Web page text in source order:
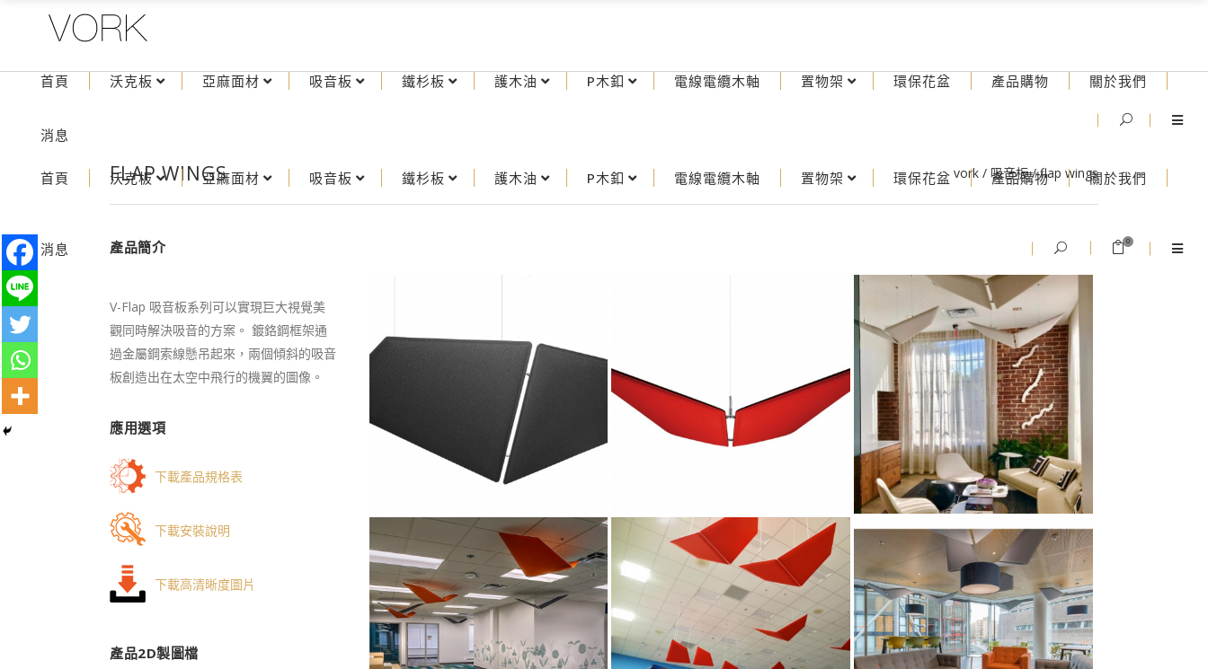
首頁 沃克板 亞麻面材 吸音板 鐵杉板 護木油 P木釦 電線電纜木軸 置物架 環保花盆 產品購物 關於我們
消息 0
首頁 沃克板 亞麻面材 吸音板 鐵杉板 護木油 P木釦 電線電纜木軸 置物架 環保花盆 產品購物 關於我們
消息
FLAP WINGS vork / 吸音板/flap wings
產品簡介
V-Flap 吸音板系列可以實現巨大視覺美
觀同時解決吸音的方案。 鍍鉻鋼框架通
過金屬鋼索線懸吊起來，兩個傾斜的吸音
板創造出在太空中飛行的機翼的圖像。
應用選項
下載產品規格表
下載安裝說明
下載高清晰度圖片
產品2D製圖檔